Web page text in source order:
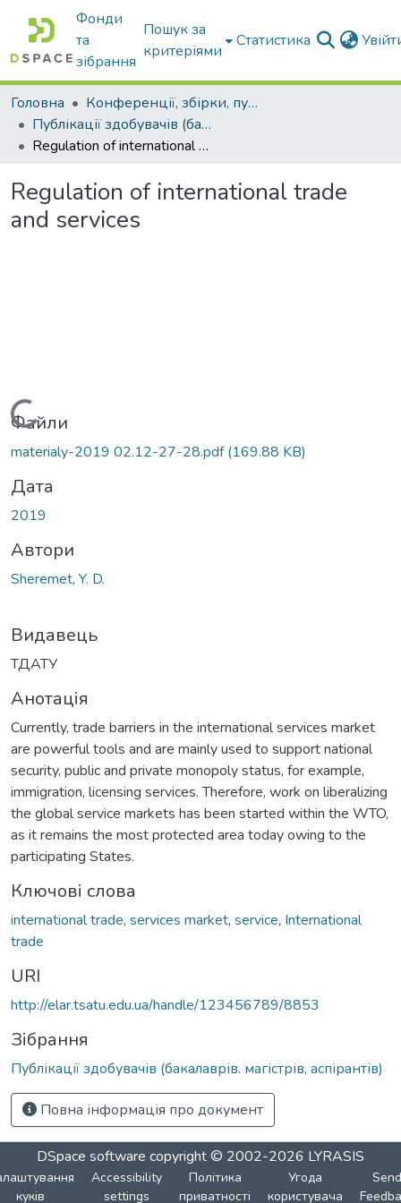
Фонди
та
зібрання
Пошук за
критеріями
Статистика
Головна
Конференції, збірки, публікації молодих вчених і здобувачів : магістрів, бакалаврів, аспірантів.
Публікації здобувачів (бакалаврів. магістрів, аспірантів)
Regulation of international trade and services
Regulation of international trade
and services
Вантажиться...
Файли
materialy-2019 02.12-27-28.pdf(169.88 KB)
Дата
2019
Автори
Sheremet, Y. D.
Видавець
ТДАТУ
Анотація
Currently, trade barriers in the international services market
are powerful tools and are mainly used to support national
security, public and private monopoly status, for example,
immigration, licensing services. Therefore, work on liberalizing
the global service markets has been started within the WTO,
as it remains the most protected area today owing to the
participating States.
Ключові слова
international trade, services market, service, International
trade
URI
http://elar.tsatu.edu.ua/handle/123456789/8853
Зібрання
Публікації здобувачів (бакалаврів. магістрів, аспірантів)
Повна інформація про документ
DSpace software copyright © 2002-2026 LYRASIS
куків
Accessibility
settings
Політика
приватності
Угода
користувача
Send